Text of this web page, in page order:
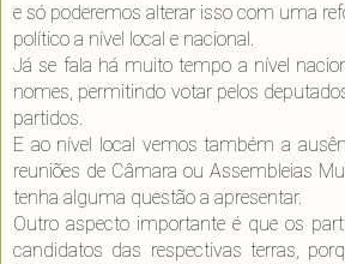
e só poderemos alterar isso com uma
político a nível local e nacional.
Já se fala há muito tempo a nível
nomes, permitindo votar pelos
partidos.
E ao nível local vemos também a
reuniões de Câmara ou Assembleias
tenha alguma questão a apresentar.
Outro aspecto importante é que os
candidatos das respectivas terras,